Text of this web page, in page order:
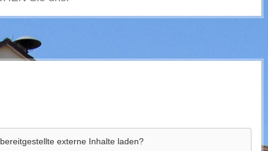
bereitgestellte externe Inhalte laden?